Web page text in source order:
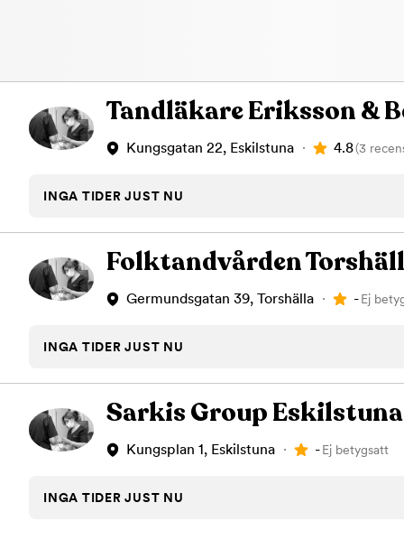
Tandläkare Eriksson &
Kungsgatan 22, Eskilstuna 4.8(3
INGA TIDER JUST NU
Folktandvården
Germundsgatan 39, Torshälla -Ej
INGA TIDER JUST NU
Sarkis Group Eskilstuna
Kungsplan 1, Eskilstuna -Ej betygsatt
INGA TIDER JUST NU